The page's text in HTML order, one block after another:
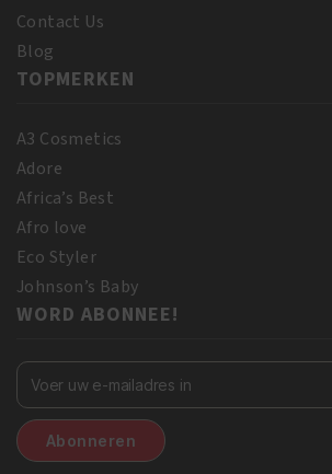
Contact Us
Blog
TOPMERKEN
A3 Cosmetics
Adore
Africa’s Best
Afro love
Eco Styler
Johnson’s Baby
WORD ABONNEE!